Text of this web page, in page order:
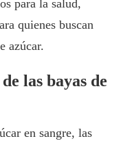
para la salud,
quienes buscan
azúcar.
las bayas de
en sangre, las